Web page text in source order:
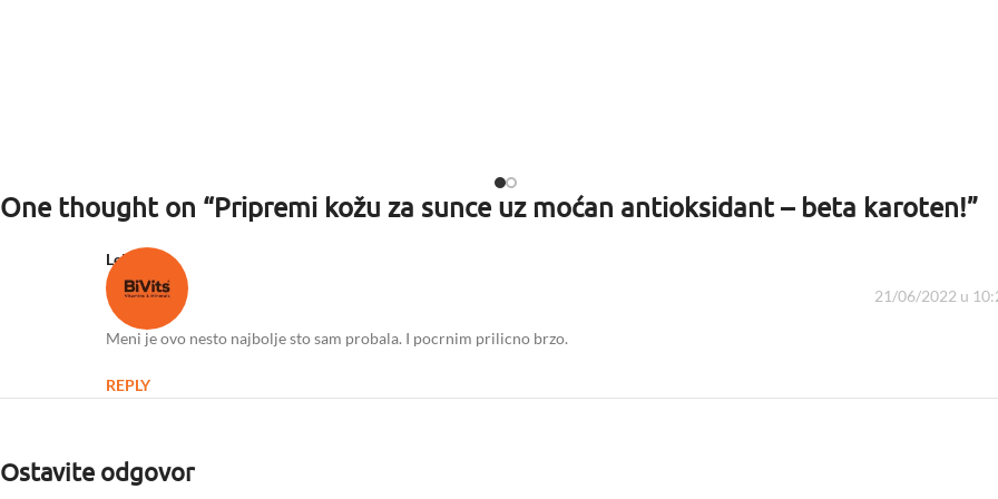
One thought on “Pripremi kožu za sunce uz moćan antioksidant – beta karoten!”
Lela
kaže:
21/06/2022 u
Meni je ovo nesto najbolje sto sam probala. I pocrnim prilicno brzo.
REPLY
Ostavite odgovor